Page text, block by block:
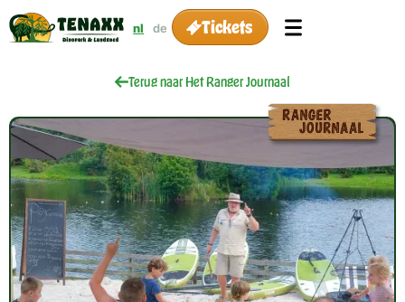
nl de Tickets
Terug naar Het Ranger Journaal